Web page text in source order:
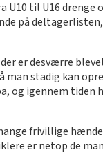
U10 til U16
på
er desværre
man stadig kan
igennem tiden
frivillige
er netop de